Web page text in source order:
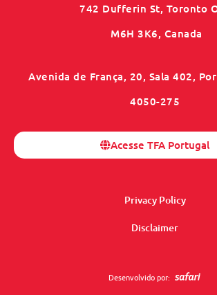
742 Dufferin St, Toronto
M6H 3K6, Canada
Avenida de França, 20, Sala 402,
4050-275
Acesse TFA Portugal
Privacy Policy
Disclaimer
Desenvolvido por: